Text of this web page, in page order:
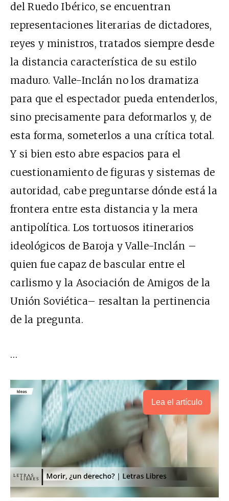
del Ruedo Ibérico, se encuentran
representaciones literarias de dictadores,
reyes y ministros, tratados siempre desde
la distancia característica de su estilo
maduro. Valle-Inclán no los dramatiza
para que el espectador pueda entenderlos,
sino precisamente para deformarlos y, de
esta forma, someterlos a una crítica total.
Y si bien esto abre espacios para el
cuestionamiento de figuras y sistemas de
autoridad, cabe preguntarse dónde está la
frontera entre esta distancia y la mera
antipolítica. Los tortuosos itinerarios
ideológicos de Baroja y Valle-Inclán –
quien fue capaz de bascular entre el
carlismo y la Asociación de Amigos de la
Unión Soviética– resaltan la pertinencia
de la pregunta.
…
Lea el artículo